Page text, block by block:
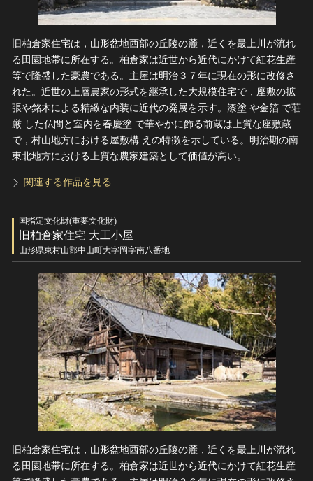
旧柏倉家住宅は，山形盆地西部の丘陵の麓，近くを最上川が流れ
る田園地帯に所在する。柏倉家は近世から近代にかけて紅花生産
等で隆盛した豪農である。主屋は明治３７年に現在の形に改修さ
れた。近世の上層農家の形式を継承した大規模住宅で，座敷の拡
張や銘木による精緻な内装に近代の発展を示す。漆塗 や金箔 で荘
厳 した仏間と室内を春慶塗 で華やかに飾る前蔵は上質な座敷蔵
で，村山地方における屋敷構 えの特徴を示している。明治期の南
東北地方における上質な農家建築として価値が高い。
関連する作品を見る
国指定文化財(重要文化財)
旧柏倉家住宅 大工小屋
山形県東村山郡中山町大字岡字南八番地
旧柏倉家住宅は，山形盆地西部の丘陵の麓，近くを最上川が流れ
る田園地帯に所在する。柏倉家は近世から近代にかけて紅花生産